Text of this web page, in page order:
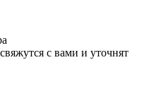
с вами и уточнят